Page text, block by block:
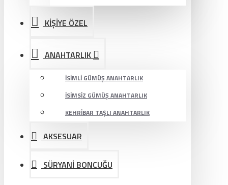
KİŞİYE ÖZEL
ANAHTARLIK
İSIMLI GÜMÜŞ ANAHTARLIK
İSIMSIZ GÜMÜŞ ANAHTARLIK
KEHRIBAR TAŞLI ANAHTARLIK
AKSESUAR
SÜRYANİ BONCUĞU